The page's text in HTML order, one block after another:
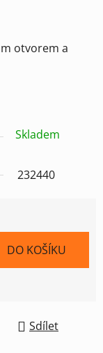
otvorem a
Skladem
232440
DO KOŠÍKU
Sdílet